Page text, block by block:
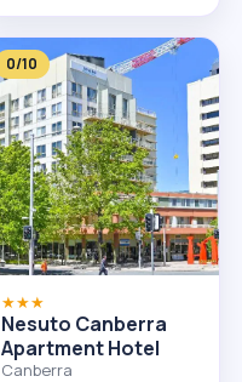
0/10
★★★
Nesuto Canberra
Apartment Hotel
Canberra